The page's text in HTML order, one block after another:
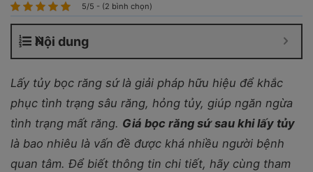
5/5 - (2 bình chọn)
Nội dung
Lấy tủy bọc răng sứ là giải pháp hữu hiệu để khắc
phục tình trạng sâu răng, hỏng tủy, giúp ngăn ngừa
tình trạng mất răng. Giá bọc răng sứ sau khi lấy tủy
là bao nhiêu là vấn đề được khá nhiều người bệnh
quan tâm. Để biết thông tin chi tiết, hãy cùng tham